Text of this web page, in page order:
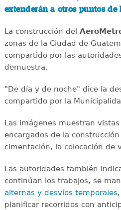
extenderán a otros puntos de
La construcción del
zonas de la Ciudad de
compartido por las
demuestra.
"De día y de noche" dice la
compartido por la
Las imágenes muestran
encargados de la
cimentación, la colocación de
Las autoridades también
continúan los trabajos, se
alternas y desvíos temporales
planificar recorridos con